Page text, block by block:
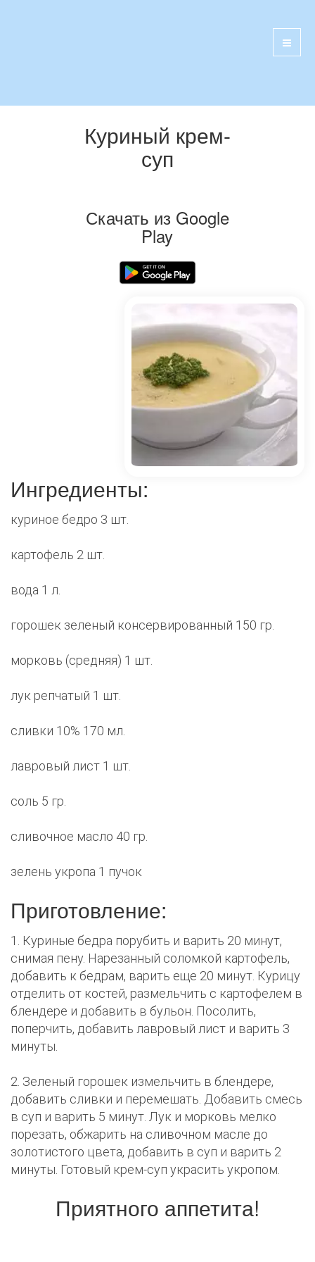
Куриный крем-
суп
Скачать из Google
Play
Ингредиенты:
куриное бедро 3 шт.
картофель 2 шт.
вода 1 л.
горошек зеленый консервированный 150 гр.
морковь (средняя) 1 шт.
лук репчатый 1 шт.
сливки 10% 170 мл.
лавровый лист 1 шт.
соль 5 гр.
сливочное масло 40 гр.
зелень укропа 1 пучок
Приготовление:
1. Куриные бедра порубить и варить 20 минут,
снимая пену. Нарезанный соломкой картофель,
добавить к бедрам, варить еще 20 минут. Курицу
отделить от костей, размельчить с картофелем в
блендере и добавить в бульон. Посолить,
поперчить, добавить лавровый лист и варить 3
минуты.
2. Зеленый горошек измельчить в блендере,
добавить сливки и перемешать. Добавить смесь
в суп и варить 5 минут. Лук и морковь мелко
порезать, обжарить на сливочном масле до
золотистого цвета, добавить в суп и варить 2
минуты. Готовый крем-суп украсить укропом.
Приятного аппетита!